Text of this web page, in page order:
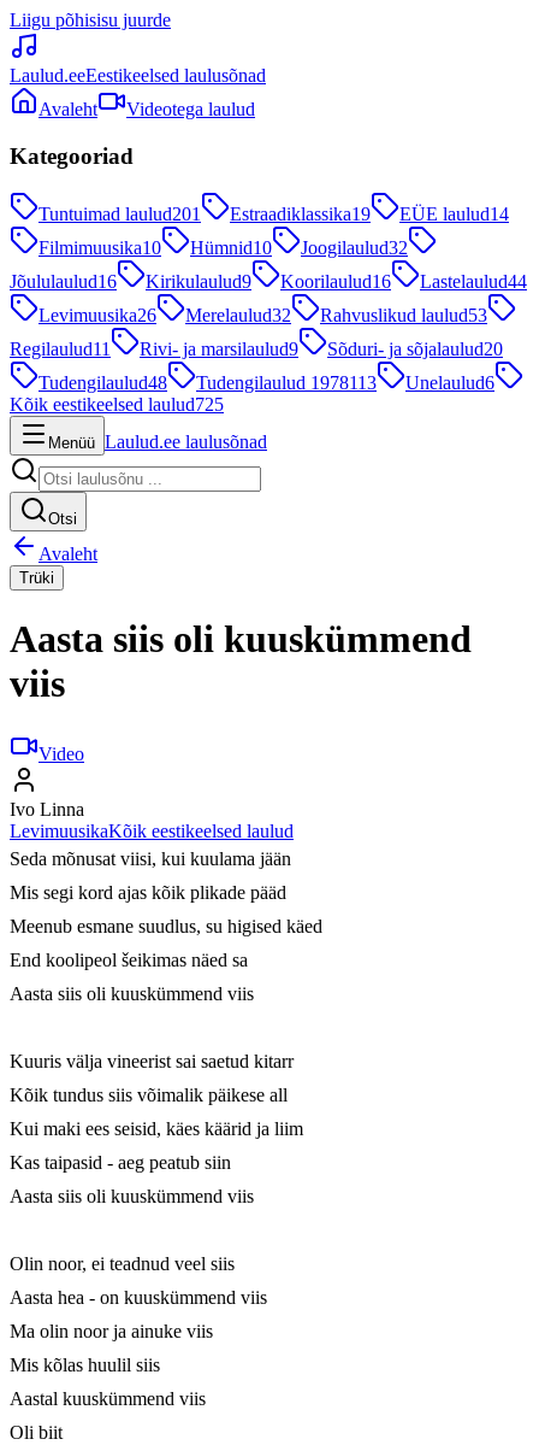
Liigu põhisisu juurde
Laulud.eeEestikeelsed laulusõnad
Avaleht
Videotega laulud
Kategooriad
Tuntuimad laulud201 Estraadiklassika19 EÜE laulud14
Filmimuusika10 Hümnid10 Joogilaulud32
Jõululaulud16 Kirikulaulud9 Koorilaulud16 Lastelaulud44
Levimuusika26 Merelaulud32 Rahvuslikud laulud53
Regilaulud11 Rivi- ja marsilaulud9 Sõduri- ja sõjalaulud20
Tudengilaulud48 Tudengilaulud 1978113 Unelaulud6
Kõik eestikeelsed laulud725
Menüü Laulud.ee laulusõnad
Otsi
Avaleht
Trüki
Aasta siis oli kuuskümmend
viis
Video
Ivo Linna
LevimuusikaKõik eestikeelsed laulud
Seda mõnusat viisi, kui kuulama jään
Mis segi kord ajas kõik plikade pääd
Meenub esmane suudlus, su higised käed
End koolipeol šeikimas näed sa
Aasta siis oli kuuskümmend viis
Kuuris välja vineerist sai saetud kitarr
Kõik tundus siis võimalik päikese all
Kui maki ees seisid, käes käärid ja liim
Kas taipasid - aeg peatub siin
Aasta siis oli kuuskümmend viis
Olin noor, ei teadnud veel siis
Aasta hea - on kuuskümmend viis
Ma olin noor ja ainuke viis
Mis kõlas huulil siis
Aastal kuuskümmend viis
Oli biit